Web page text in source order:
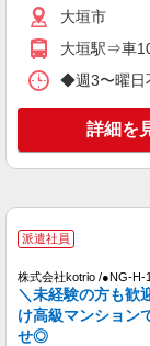
派遣社員
株式会社kotrio /
派遣社員
株式会社kotrio /
大垣市
大垣駅⇒車
◆週3〜曜日
詳細を
派遣社員
株式会社kotrio /●NG-H-
＼未経験の方も歓
け高級マンション
せ◎